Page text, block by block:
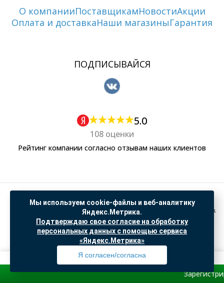
О компанииПоставщикамНовостиАкции
Оплата и доставкаНаши магазиныГарантия
ПОДПИСЫВАЙСЯ
5.0
108 оценки
Рейтинг компании согласно отзывам наших клиентов
Политика обработки персональных данных
Согласие на обработку данных Яндекс Метрика
"© ООО “САНТЕХГИД”, 2026. Все права защищены. Предложение не является публичной
офертой, цены и информация на сайте ознакомительные
Доработка и продвижение вSO.USE
Мы используем cookie-файлы и веб-аналитику
Яндекс.Метрика.
Подтверждаю свое согласие на обработку
персональных данных с помощью сервиса
«Яндекс.Метрика»
Я согласен/согласна
Профиль Товары Поиск Избранное Корзина
Зарегистрируйся и